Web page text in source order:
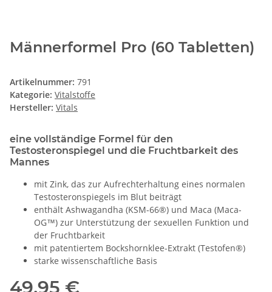
Männerformel Pro (60 Tabletten)
Artikelnummer: 791
Kategorie: Vitalstoffe
Hersteller: Vitals
eine vollständige Formel für den
Testosteronspiegel und die Fruchtbarkeit des
Mannes
mit Zink, das zur Aufrechterhaltung eines normalen
Testosteronspiegels im Blut beiträgt
enthält Ashwagandha (KSM-66®) und Maca (Maca-
OG™) zur Unterstützung der sexuellen Funktion und
der Fruchtbarkeit
mit patentiertem Bockshornklee-Extrakt (Testofen®)
starke wissenschaftliche Basis
49,95 €